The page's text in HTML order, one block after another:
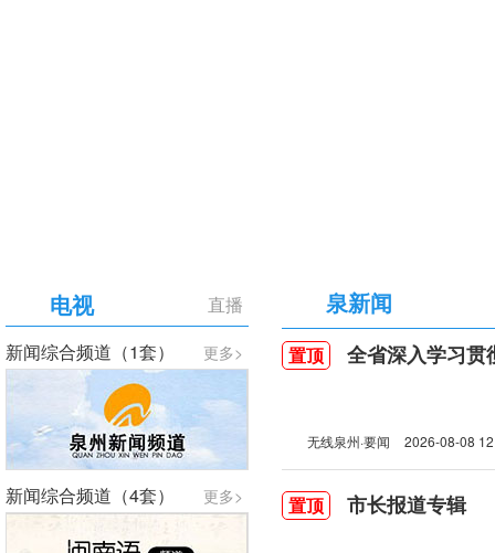
直播
电视
更多>
新闻综合频道（1套）
更多>
新闻综合频道（4套）
泉新闻
置顶 全省深入学习贯彻习
无线泉州·要闻 2026-08-08
置顶 市长报道专辑